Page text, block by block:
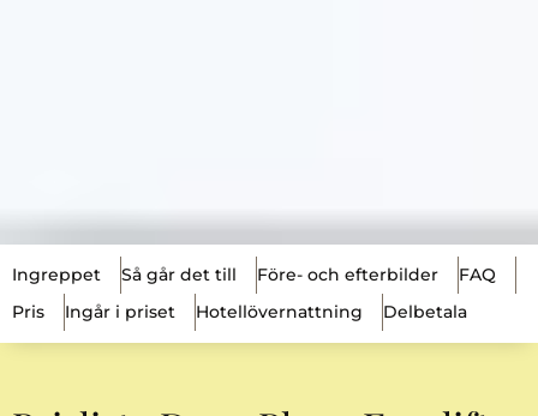
Ingreppet Så går det till Före- och efterbilder
FAQ
Pris
Ingår i priset Hotellövernattning Delbetala